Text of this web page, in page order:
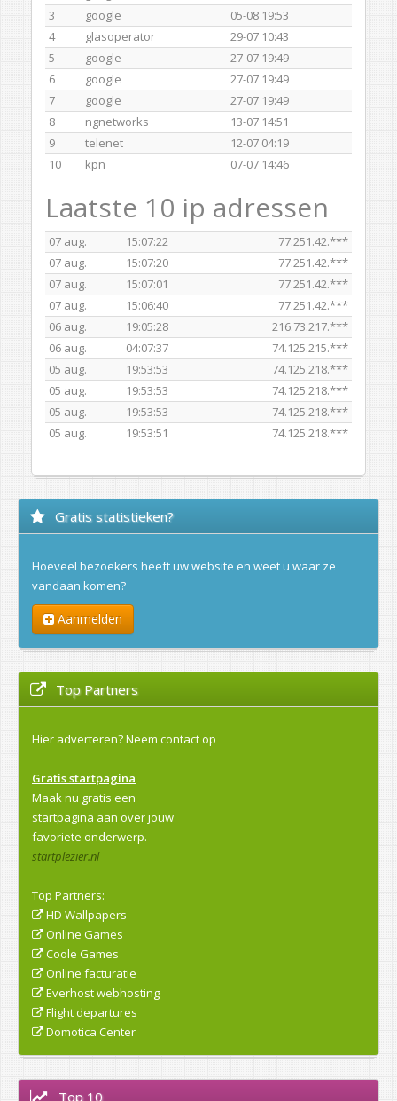
3
google
05-08 19:53
4
glasoperator
29-07 10:43
5
google
27-07 19:49
6
google
27-07 19:49
7
google
27-07 19:49
8
ngnetworks
13-07 14:51
9
telenet
12-07 04:19
10
kpn 07-07 14:46
Laatste 10 ip adressen
07 aug. 15:07:22
77.251.42.***
07 aug.
15:07:20
77.251.42.***
07 aug.
15:07:01
77.251.42.***
07 aug.
15:06:40
77.251.42.***
06 aug.
19:05:28
216.73.217.***
06 aug.
04:07:37
74.125.215.***
05 aug.
19:53:53
74.125.218.***
05 aug.
19:53:53
74.125.218.***
05 aug.
19:53:53
74.125.218.***
05 aug.
19:53:51 74.125.218.***
Gratis statistieken?
Hoeveel bezoekers heeft uw website en weet u waar ze
vandaan komen?
Aanmelden
Top Partners
Hier adverteren?Neem contact op
Gratis startpagina
Maak nu gratis een
startpagina aan over jouw
favoriete onderwerp.
startplezier.nl
Top Partners:
HD Wallpapers
Online Games
Coole Games
Online facturatie
Everhost webhosting
Flight departures
Domotica Center
Top 10